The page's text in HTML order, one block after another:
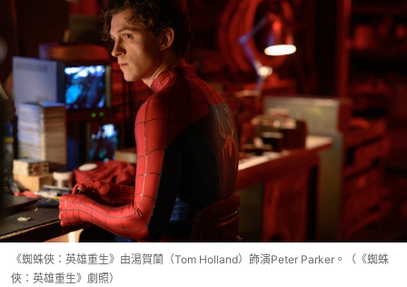
《蜘蛛俠：英雄重生》由湯賀蘭（Tom Holland）飾演Peter Parker。（《蜘蛛
俠：英雄重生》劇照）